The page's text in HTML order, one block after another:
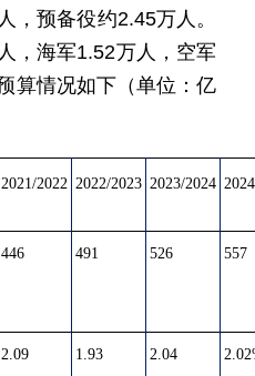
，预备役约2.45万人。
，海军1.52万人，空军
算情况如下（单位：亿
2021/2022 2022/2023 2023/2024
446 491 526 557
2.09 1.93 2.04